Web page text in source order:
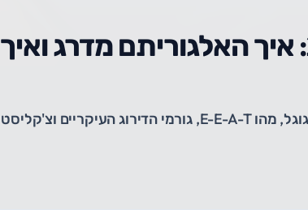
קידום אורגני בגוגל ב-2026: איך האלגוריתם מדרג ואיך
מדריך מלא לקידום אורגני בגוגל: איך עובד אלגוריתם גוגל, מהו E-E-A-T, גורמי הדירוג העיקריים וצ'קליסט